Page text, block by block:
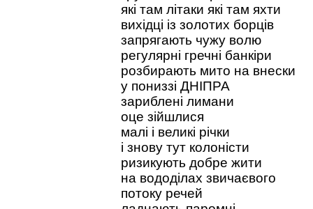
які там літаки які там яхти
вихідці із золотих борців
запрягають чужу волю
регулярні гречні банкіри
розбирають мито на внески
у пониззі ДНІПРА
зариблені лимани
оце зійшлися
малі і великі річки
і знову тут колоністи
ризикують добре жити
на вододілах звичаєвого
потоку речей